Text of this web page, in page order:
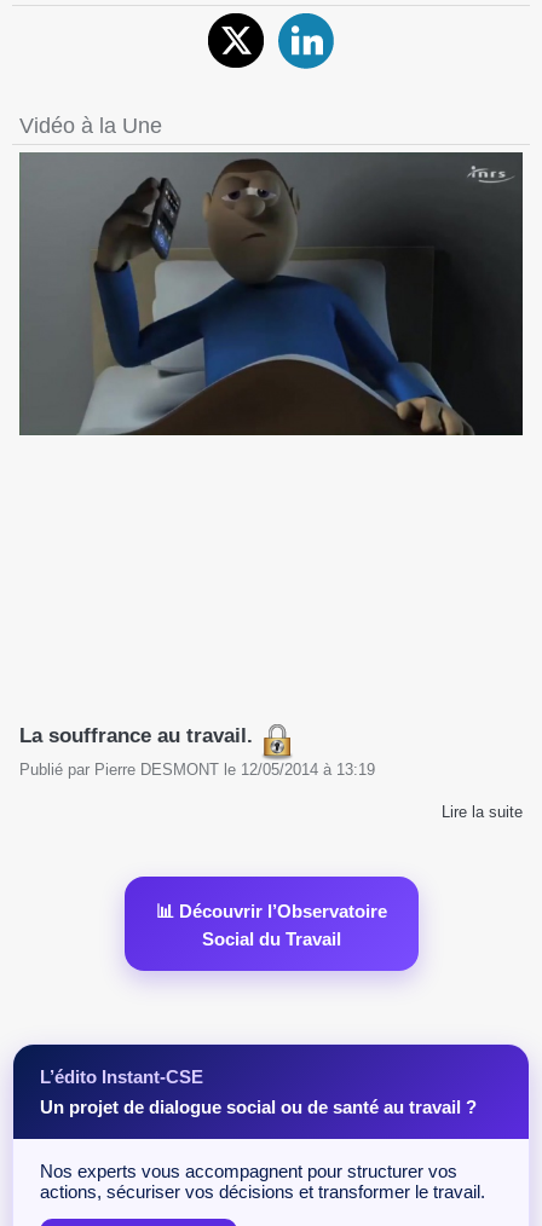
Vidéo à la Une
La souffrance au travail.
Publié par Pierre DESMONT le 12/05/2014 à 13:19
Lire la suite
📊 Découvrir l’Observatoire
Social du Travail
L’édito Instant-CSE
Un projet de dialogue social ou de santé au travail ?
Nos experts vous accompagnent pour structurer vos
actions, sécuriser vos décisions et transformer le travail.